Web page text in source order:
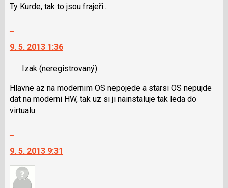
názor
navigaci
N
následující
a
P
nový
názor
Ty Kurde, tak to jsou frajeři...
další
názor.
navigaci
lze
použít
N
následující
a
9. 5. 2013 1:36
Izak (neregistrovaný)
Hlavne az na modernim OS nepojede a starsi OS nepujde
dat na moderni HW, tak uz si ji nainstaluje tak leda do
virtualu
další
nový
názor.
9. 5. 2013 9:31